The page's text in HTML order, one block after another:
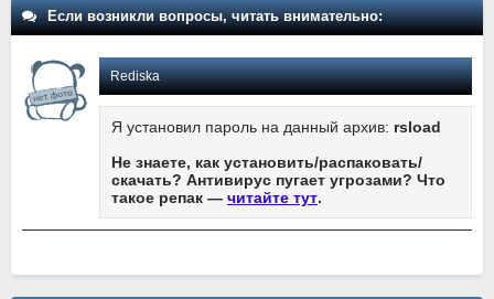
Если возникли вопросы, читать внимательно:
Rediska
Я установил пароль на данный архив: rsload
Не знаете, как установить/распаковать/
скачать? Антивирус пугает угрозами? Что
такое репак — читайте тут.